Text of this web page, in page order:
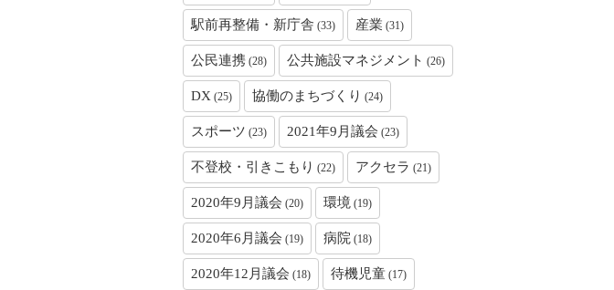
駅前再整備・新庁舎 (33) 産業 (31)
公民連携 (28) 公共施設マネジメント (26)
DX (25) 協働のまちづくり (24)
スポーツ (23) 2021年9月議会 (23)
不登校・引きこもり (22) アクセラ (21)
2020年9月議会 (20) 環境 (19)
2020年6月議会 (19) 病院 (18)
2020年12月議会 (18) 待機児童 (17)